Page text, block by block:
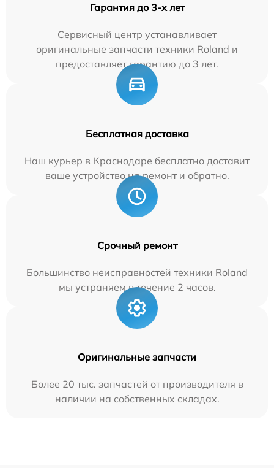
Гарантия до 3-х лет
Сервисный центр устанавливает
оригинальные запчасти техники Roland и
предоставляет гарантию до 3 лет.
Бесплатная доставка
Наш курьер в Краснодаре бесплатно доставит
ваше устройство на ремонт и обратно.
Срочный ремонт
Большинство неисправностей техники Roland
мы устраняем в течение 2 часов.
Оригинальные запчасти
Более 20 тыс. запчастей от производителя в
наличии на собственных складах.